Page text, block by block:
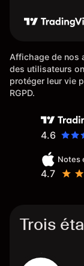
Affichage de nos
des utilisateurs
protéger leur vie
RGPD.
4.6
Notes
4.7
Trois